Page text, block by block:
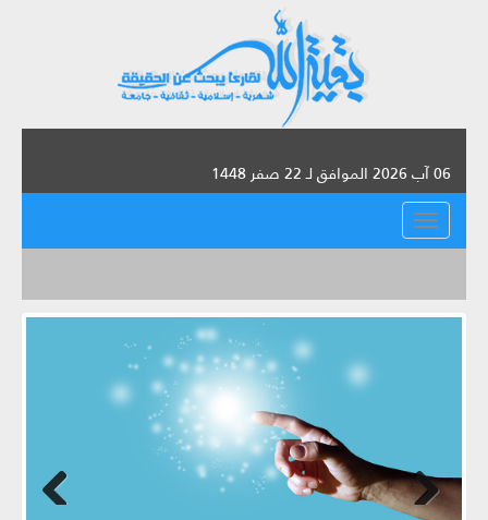
06 آب 2026 الموافق لـ 22 صفر 1448
القائمة